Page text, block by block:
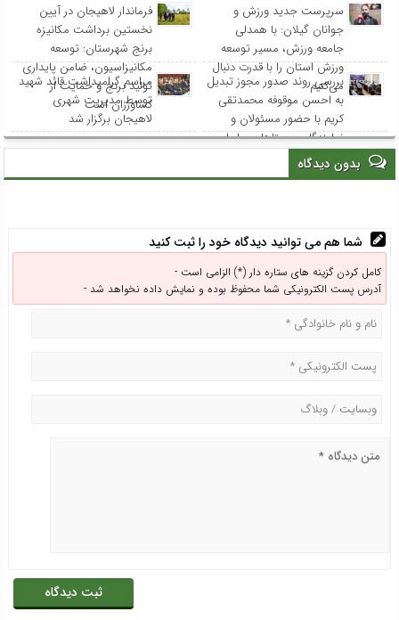
سرپرست جدید ورزش و
جوانان گیلان: با همدلی
جامعه ورزش، مسیر توسعه
ورزش استان را با قدرت دنبال
می‌کنیم
فرماندار لاهیجان در آیین
نخستین برداشت مکانیزه
برنج شهرستان: توسعه
مکانیزاسیون، ضامن پایداری
تولید برنج و حمایت از
کشاورزان است
بررسی روند صدور مجوز تبدیل
به احسن موقوفه محمدتقی
کریم با حضور مسئولان و
نمایندگان روستاهای ساحلی
مراسم گرامیداشت قائد شهید
توسط مدیریت شهری
لاهیجان برگزار شد
بدون دیدگاه
شما هم می توانید دیدگاه خود را ثبت کنید
کامل کردن گزینه های ستاره دار (*) الزامی است -
آدرس پست الکترونیکی شما محفوظ بوده و نمایش داده نخواهد شد -